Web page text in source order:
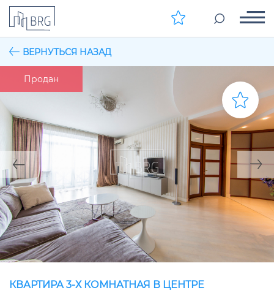
ВЕРНУТЬСЯ НАЗАД
Продан
КВАРТИРА 3-Х КОМНАТНАЯ В ЦЕНТРЕ